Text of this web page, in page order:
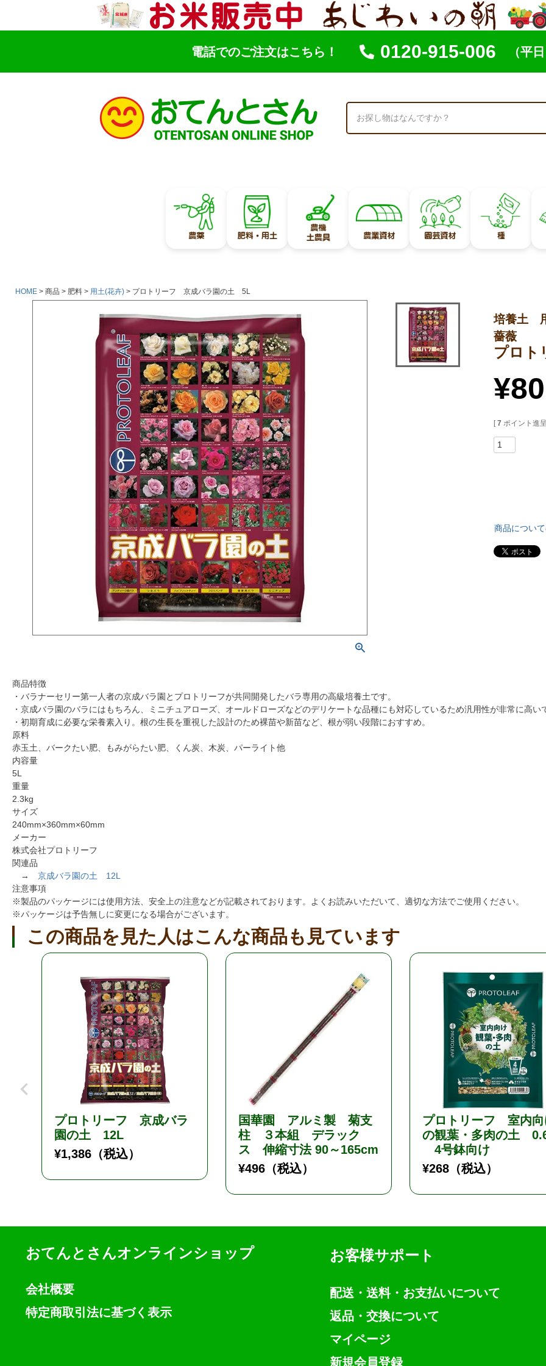
電話でのご注文はこちら！ 0120-915-006 （平
検索
HOME 商品 肥料 用土(花卉) プロトリーフ 京成バラ園の土 5L
培養土
薔薇
プロ
¥
[ 7 ポイント進
商品につい
商品特徴
・バラナーセリー第一人者の京成バラ園とプロトリーフが共同開発したバラ専用の高級培養土です。
・京成バラ園のバラにはもちろん、ミニチュアローズ、オールドローズなどのデリケートな品種にも対応しているため汎用性が非常に高い
・初期育成に必要な栄養素入り。根の生長を重視した設計のため裸苗や新苗など、根が弱い段階におすすめ。
原料
赤玉土、バークたい肥、もみがらたい肥、くん炭、木炭、パーライト他
内容量
5L
重量
2.3kg
サイズ
240mm×360mm×60mm
メーカー
株式会社プロトリーフ
関連品
→ 京成バラ園の土 12L
注意事項
※製品のパッケージには使用方法、安全上の注意などが記載されております。よくお読みいただいて、適切な方法でご使用ください。
※パッケージは予告無しに変更になる場合がございます。
この商品を見た人はこんな商品も見ています
プロトリーフ 京成バラ
園の土 12L
¥1,386 （税込）
国華園 アルミ製 菊支
柱 ３本組 デラック
ス 伸縮寸法 90～165cm
¥496 （税込）
プロトリーフ 室内向
の観葉・多肉の土
4号鉢向け
¥268 （税込）
おてんとさんオンラインショップ
会社概要
特定商取引法に基づく表示
お客様サポート
配送・送料・お支払いについて
返品・交換について
マイページ
新規会員登録